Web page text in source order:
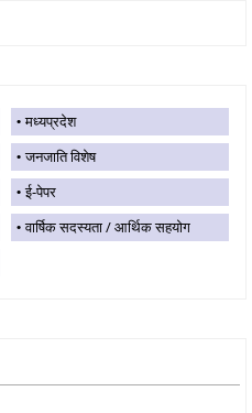
मध्यप्रदेश
जनजाति विशेष
ई-पेपर
वार्षिक सदस्यता / आर्थिक सहयोग